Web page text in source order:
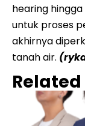
hearing
untuk proses
akhirnya
tanah air.